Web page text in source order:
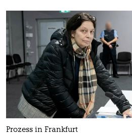
Prozess in Frankfurt